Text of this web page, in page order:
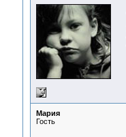
Мария
Гость